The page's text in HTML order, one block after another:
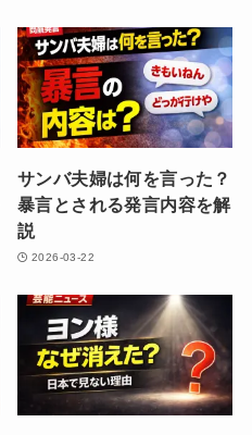
サンバ夫婦は何を言った？
暴言とされる発言内容を解
説
2026-03-22